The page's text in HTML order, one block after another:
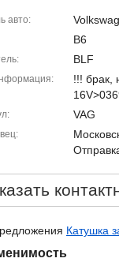
авто
B6
BLF
!!! брак,
VAG
Катушка